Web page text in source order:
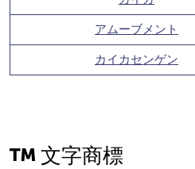
アムーブメント
カイカセンゲン
文字商標